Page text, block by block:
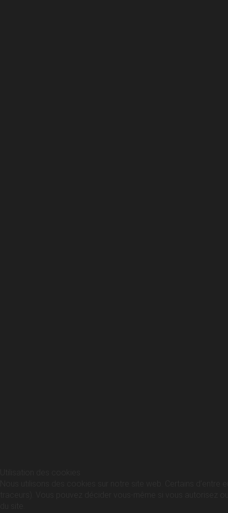
Nous utilisons des cookies sur notre site web. Certains
traceurs). Vous pouvez décider vous-même si vous autorisez